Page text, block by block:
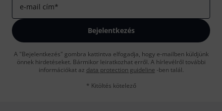
e-mail cím*
Bejelentkezés
A "Bejelentkezés" gombra kattintva elfogadja, hogy e-mailben küldjünk
önnek hirdetéseket. Bármikor leiratkozhat erről. A hírlevélről további
információkat az data protection guideline -ben talál.
* Kitöltés kötelező